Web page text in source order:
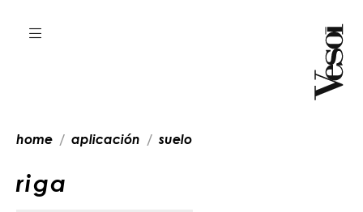
home aplicación suelo
riga